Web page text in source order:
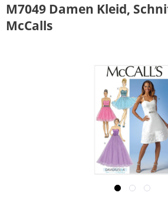
M7049 Damen Kleid,
McCalls